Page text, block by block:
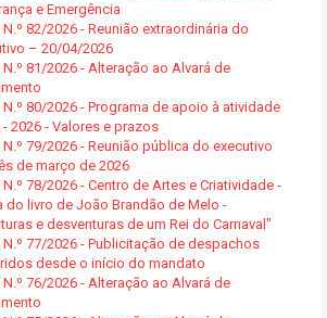
e Emergência
N.º 82/2026 - Reunião extraordinária do
– 20/04/2026
N.º 81/2026 - Alteração ao Alvará de
N.º 80/2026 - Programa de apoio à atividade
2026 - Valores e prazos
N.º 79/2026 - Reunião pública do executivo
de março de 2026
N.º 78/2026 - Centro de Artes e Criatividade -
do livro de João Brandão de Melo -
e desventuras de um Rei do Carnaval"
N.º 77/2026 - Publicitação de despachos
desde o início do mandato
N.º 76/2026 - Alteração ao Alvará de